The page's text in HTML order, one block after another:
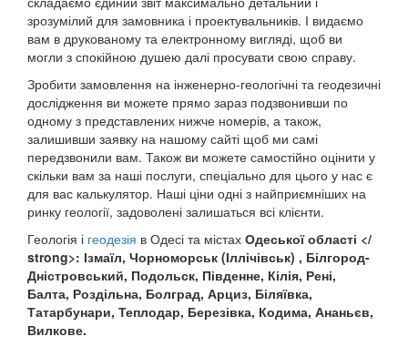
зрозумілий для замовника і проектувальників. І видаємо
вам в друкованому та електронному вигляді, щоб ви
могли з спокійною душею далі просувати свою справу.
Зробити замовлення на інженерно-геологічні та геодезичні
дослідження ви можете прямо зараз подзвонивши по
одному з представлених нижче номерів, а також,
залишивши заявку на нашому сайті щоб ми самі
передзвонили вам. Також ви можете самостійно оцінити у
скільки вам за наші послуги, спеціально для цього у нас є
для вас калькулятор. Наші ціни одні з найприємніших на
ринку геології, задоволені залишаться всі клієнти.
Геологія і геодезія в Одесі та містах Одеської області </
strong>: Ізмаїл, Чорноморськ (Іллічівськ) , Білгород-
Дністровський, Подольск, Південне, Кілія, Рені,
Балта, Роздільна, Болград, Арциз, Біляївка,
Татарбунари, Теплодар, Березівка, Кодима, Ананьєв,
Вилкове.